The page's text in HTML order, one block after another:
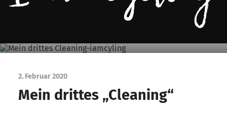
I
am
2. Februar 2020
Mein drittes „Cleaning“